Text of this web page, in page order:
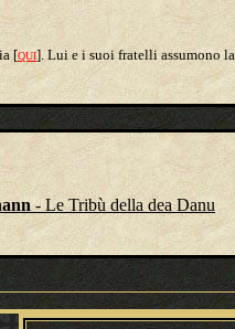
[QUI]. Lui e i suoi fratelli assumono
- Le Tribù della dea Danu